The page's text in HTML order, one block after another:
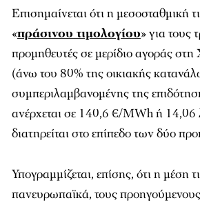
Επισημαίνεται ότι η μεσοσταθμική
«πράσινου τιμολογίου» για τους
προμηθευτές σε μερίδιο αγοράς
(άνω του 80% της οικιακής
συμπεριλαμβανομένης της
ανέρχεται σε 140,6 €/MWh ή 14,06
διατηρείται στο επίπεδο των δύο
Υπογραμμίζεται, επίσης, ότι η μέση
πανευρωπαϊκά, τους